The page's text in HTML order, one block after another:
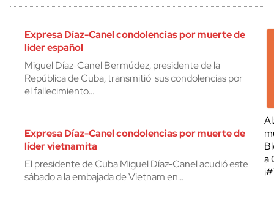
Expresa Díaz-Canel condolencias por muerte de
líder español
Miguel Díaz-Canel Bermúdez, presidente de la
República de Cuba, transmitió sus condolencias por
el fallecimiento…
Expresa Díaz-Canel condolencias por muerte de
líder vietnamita
El presidente de Cuba Miguel Díaz-Canel acudió este
sábado a la embajada de Vietnam en…
a